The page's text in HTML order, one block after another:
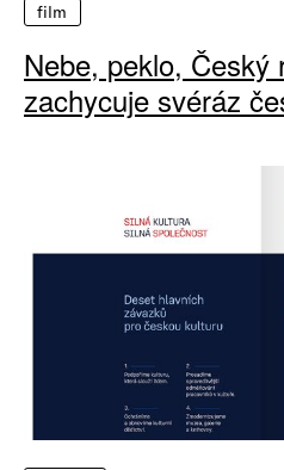
film
Nebe, peklo, Český
zachycuje svéráz